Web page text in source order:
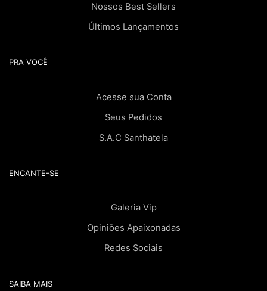
Nossos Best Sellers
Últimos Lançamentos
PRA VOCÊ
Acesse sua Conta
Seus Pedidos
S.A.C Santhatela
ENCANTE-SE
Galeria Vip
Opiniões Apaixonadas
Redes Sociais
SAIBA MAIS